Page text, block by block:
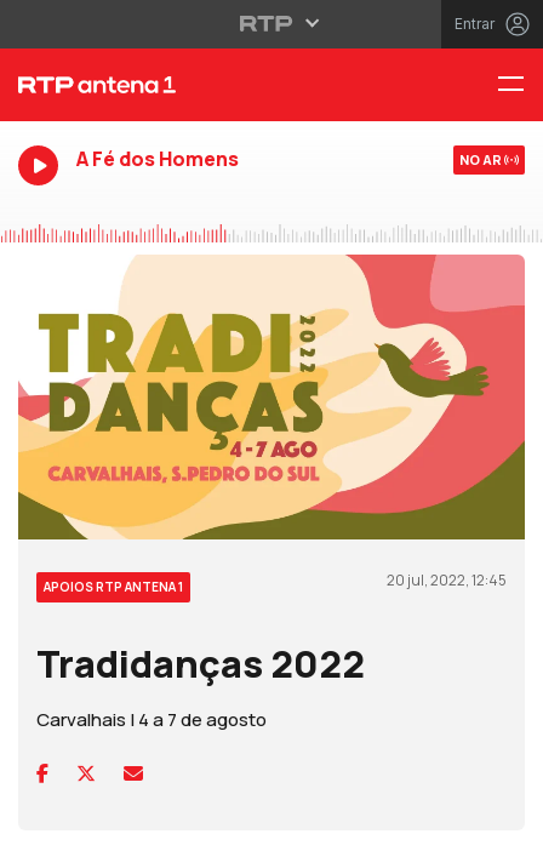
Entrar
A Fé dos Homens NO AR
APOIOS RTP ANTENA 1 20 jul, 2022, 12:45
Tradidanças 2022
Carvalhais | 4 a 7 de agosto